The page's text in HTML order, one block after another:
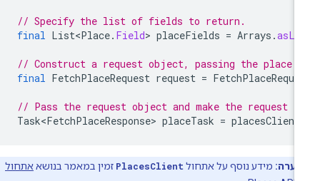
// Specify the list of fields to return.
final List<Place.Field> placeFields = Arrays.
// Construct a request object, passing the
final FetchPlaceRequest request =
// Pass the request object and make the request
Task<FetchPlaceResponse> placeTask = placesClient
הערה:מידע נוסף על אתחולPlacesClientזמין במאמר בנושאאתחול